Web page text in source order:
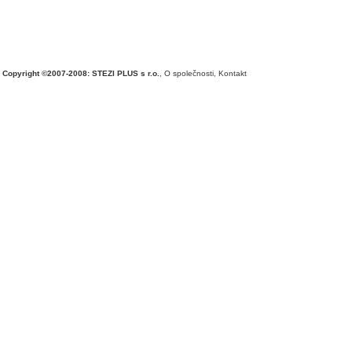
Copyright ©2007-2008: STEZI PLUS s r.o. O společnosti Kontakt